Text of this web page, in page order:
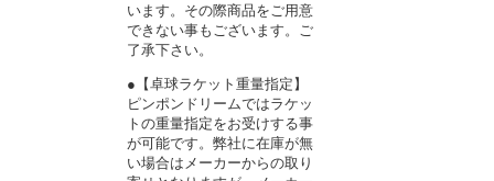
います。その際商品をご用意
できない事もございます。ご
了承下さい。
●【卓球ラケット重量指定】
ピンポンドリームではラケッ
トの重量指定をお受けする事
が可能です。弊社に在庫が無
い場合はメーカーからの取り